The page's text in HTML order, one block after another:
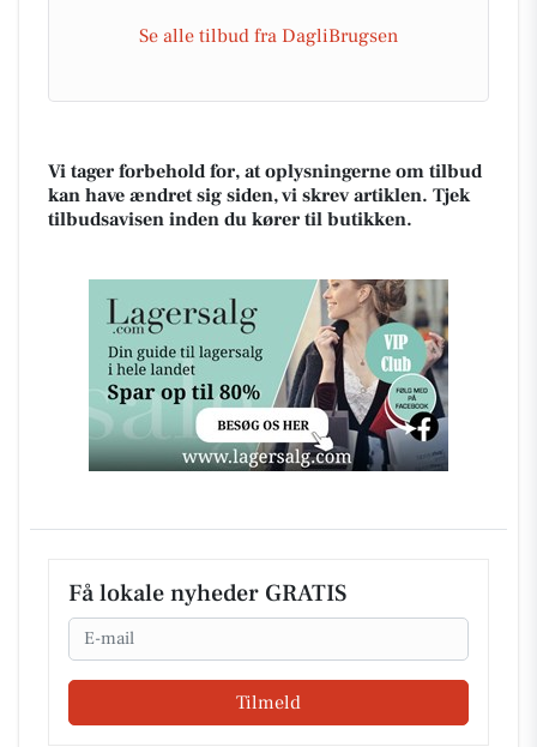
Se alle tilbud fra DagliBrugsen
Vi tager forbehold for, at oplysningerne om tilbud
kan have ændret sig siden, vi skrev artiklen. Tjek
tilbudsavisen inden du kører til butikken.
Få lokale nyheder GRATIS
Email
Tilmeld